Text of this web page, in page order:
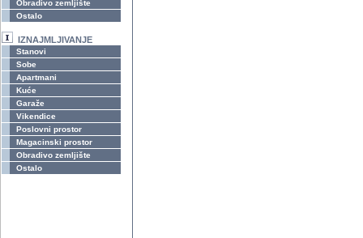
Obradivo zemljište
Ostalo
IZNAJMLJIVANJE
Stanovi
Sobe
Apartmani
Kuće
Garaže
Vikendice
Poslovni prostor
Magacinski prostor
Obradivo zemljište
Ostalo